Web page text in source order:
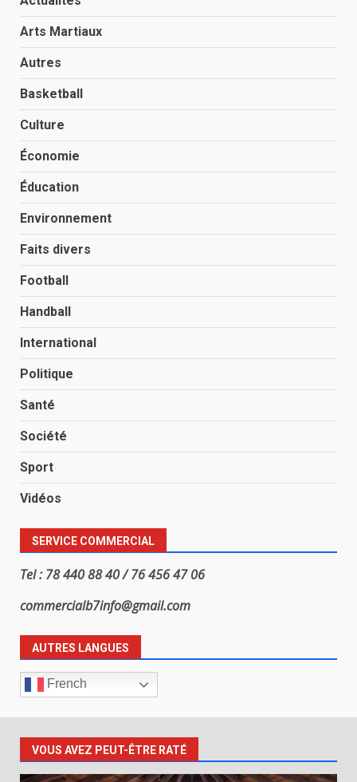
Arts Martiaux
Autres
Basketball
Culture
Économie
Éducation
Environnement
Faits divers
Football
Handball
International
Politique
Santé
Société
Sport
Vidéos
SERVICE COMMERCIAL
Tel : 78 440 88 40 / 76 456 47 06
commercialb7info@gmail.com
AUTRES LANGUES
French
VOUS AVEZ PEUT-ÊTRE RATÉ